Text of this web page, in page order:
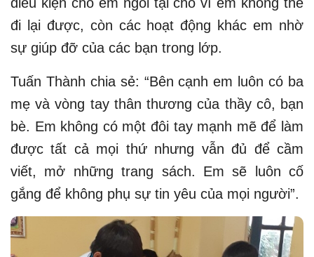
đi lại được, còn các hoạt động khác em nhờ
sự giúp đỡ của các bạn trong lớp.
Tuấn Thành chia sẻ: “Bên cạnh em luôn có ba
mẹ và vòng tay thân thương của thầy cô, bạn
bè. Em không có một đôi tay mạnh mẽ để làm
được tất cả mọi thứ nhưng vẫn đủ để cầm
viết, mở những trang sách. Em sẽ luôn cố
gắng để không phụ sự tin yêu của mọi người”.